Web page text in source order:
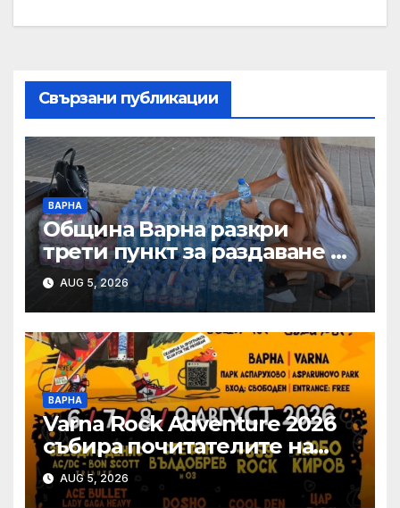
Свързани публикации
ВАРНА
Община Варна разкри
трети пункт за раздаване на
минерална вода
AUG 5, 2026
ВАРНА
Varna Rock Adventure 2026
събира почитателите на
рока от 6 до 9 август в
Аспарухов парк
AUG 5, 2026